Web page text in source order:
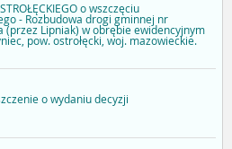
o wszczęciu
- Rozbudowa drogi gminnej nr
(przez Lipniak) w obrębie ewidencyjnym
pow. ostrołęcki, woj. mazowieckie.
o wydaniu decyzji